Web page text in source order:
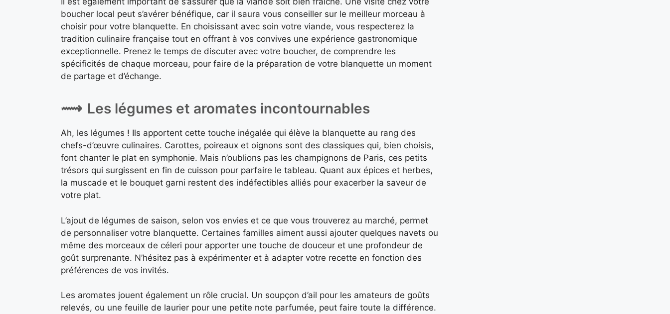
boucher local peut s’avérer bénéfique, car il saura vous conseiller sur le meilleur morceau à
choisir pour votre blanquette. En choisissant avec soin votre viande, vous respecterez la
tradition culinaire française tout en offrant à vos convives une expérience gastronomique
exceptionnelle. Prenez le temps de discuter avec votre boucher, de comprendre les
spécificités de chaque morceau, pour faire de la préparation de votre blanquette un moment
de partage et d’échange.
Les légumes et aromates incontournables
Ah, les légumes ! Ils apportent cette touche inégalée qui élève la blanquette au rang des
chefs-d’œuvre culinaires. Carottes, poireaux et oignons sont des classiques qui, bien choisis,
font chanter le plat en symphonie. Mais n’oublions pas les champignons de Paris, ces petits
trésors qui surgissent en fin de cuisson pour parfaire le tableau. Quant aux épices et herbes,
la muscade et le bouquet garni restent des indéfectibles alliés pour exacerber la saveur de
votre plat.
L’ajout de légumes de saison, selon vos envies et ce que vous trouverez au marché, permet
de personnaliser votre blanquette. Certaines familles aiment aussi ajouter quelques navets ou
même des morceaux de céleri pour apporter une touche de douceur et une profondeur de
goût surprenante. N’hésitez pas à expérimenter et à adapter votre recette en fonction des
préférences de vos invités.
Les aromates jouent également un rôle crucial. Un soupçon d’ail pour les amateurs de goûts
relevés, ou une feuille de laurier pour une petite note parfumée, peut faire toute la différence.